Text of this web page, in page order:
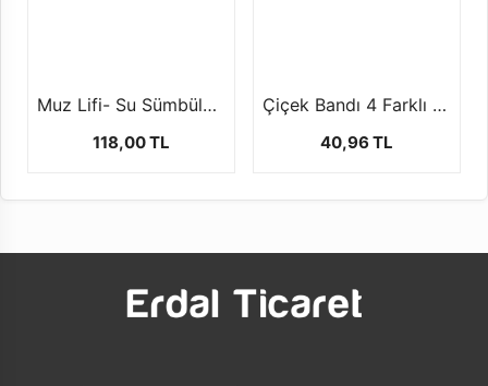
Muz Lifi- Su Sümbülü (+-100 gr )
118,00 TL
Çiçek Bandı 4 Farklı Renk Seçeneği İle 1 CM ( +- 25 MT)
40,96 TL